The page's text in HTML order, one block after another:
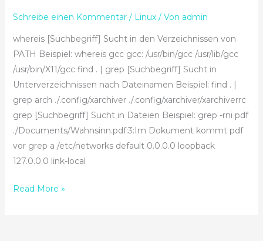
Schreibe einen Kommentar / Linux/ Von admin
whereis [Suchbegriff] Sucht in den Verzeichnissen von
PATH Beispiel: whereis gcc gcc: /usr/bin/gcc /usr/lib/gcc
/usr/bin/X11/gcc find . | grep [Suchbegriff] Sucht in
Unterverzeichnissen nach Dateinamen Beispiel: find . |
grep arch ./.config/xarchiver ./.config/xarchiver/xarchiverrc
grep [Suchbegriff] Sucht in Dateien Beispiel: grep -rni pdf
./Documents/Wahnsinn.pdf:3:Im Dokument kommt pdf
vor grep a /etc/networks default 0.0.0.0 loopback
127.0.0.0 link-local
Read More »